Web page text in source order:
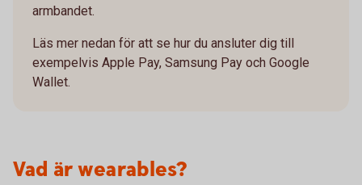
armbandet.
Läs mer nedan för att se hur du ansluter dig till
exempelvis Apple Pay, Samsung Pay och Google
Wallet.
Vad är wearables?